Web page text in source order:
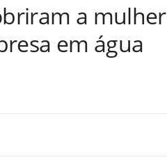
a mulher
em água